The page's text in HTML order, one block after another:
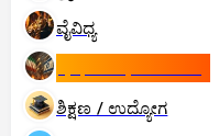
ವೈವಿಧ್ಯ
ಶಿಕ್ಷಣ / ಉದ್ಯೋಗ